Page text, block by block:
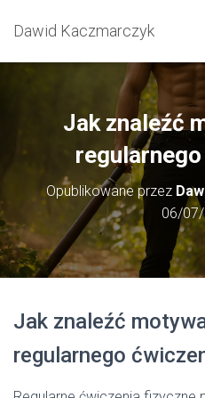
Dawid Kaczmarczyk
Jak znaleźć
Opublikowane przez
06/
Jak znaleźć
regularnego